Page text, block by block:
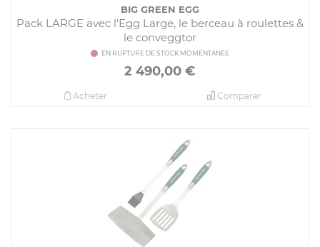
BIG GREEN EGG
Pack LARGE avec l'Egg Large, le berceau à roulettes &
le conveggtor
EN RUPTURE DE STOCK MOMENTANÉE
2 490,00 €
Comparer
Acheter